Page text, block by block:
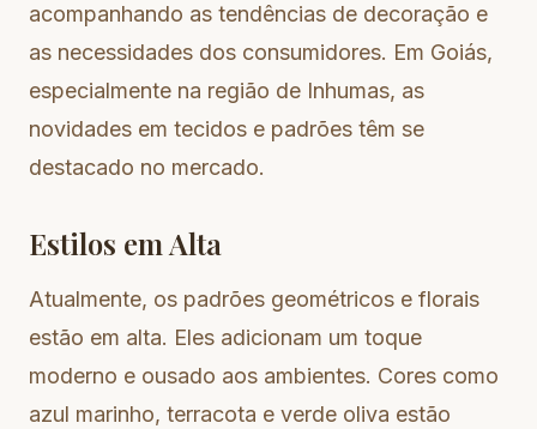
acompanhando as tendências de decoração e
as necessidades dos consumidores. Em Goiás,
especialmente na região de Inhumas, as
novidades em tecidos e padrões têm se
destacado no mercado.
Estilos em Alta
Atualmente, os padrões geométricos e florais
estão em alta. Eles adicionam um toque
moderno e ousado aos ambientes. Cores como
azul marinho, terracota e verde oliva estão